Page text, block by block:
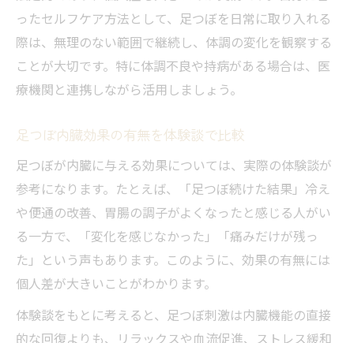
ったセルフケア方法として、足つぼを日常に取り入れる
際は、無理のない範囲で継続し、体調の変化を観察する
ことが大切です。特に体調不良や持病がある場合は、医
療機関と連携しながら活用しましょう。
足つぼ内臓効果の有無を体験談で比較
足つぼが内臓に与える効果については、実際の体験談が
参考になります。たとえば、「足つぼ続けた結果」冷え
や便通の改善、胃腸の調子がよくなったと感じる人がい
る一方で、「変化を感じなかった」「痛みだけが残っ
た」という声もあります。このように、効果の有無には
個人差が大きいことがわかります。
体験談をもとに考えると、足つぼ刺激は内臓機能の直接
的な回復よりも、リラックスや血流促進、ストレス緩和